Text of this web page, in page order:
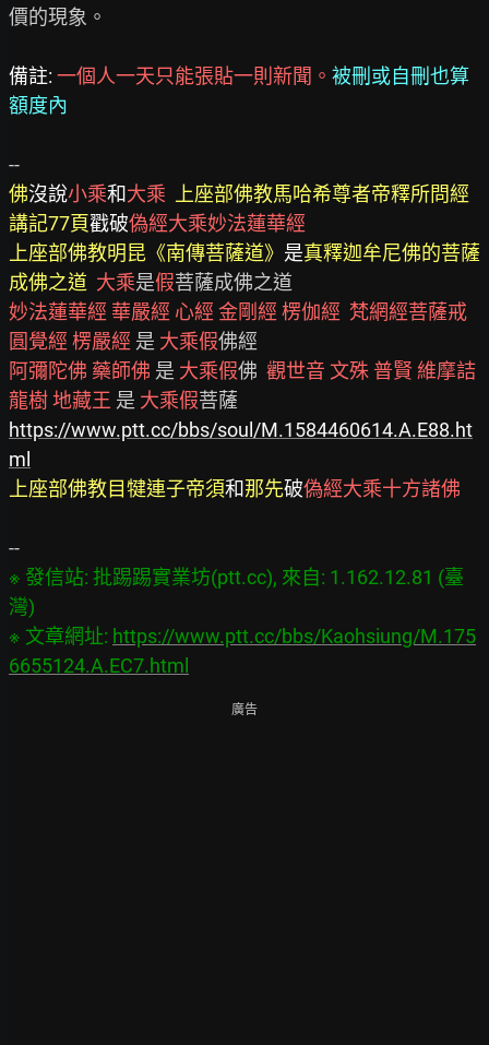
價的現象。
備註: 一個人一天只能張貼一則新聞。 被刪或自刪也算
額度內
佛沒說小乘和大乘 上座部佛教馬哈希尊者帝釋所問經
講記77頁戳破偽經大乘妙法蓮華經
上座部佛教明昆《南傳菩薩道》 是真釋迦牟尼佛的菩薩
成佛之道 大乘是假
妙法蓮華經 華嚴經 心經 金剛經 楞伽經 梵網經菩薩戒
圓覺經 楞嚴經 是 大乘假
阿彌陀佛 藥師佛 是 大乘假佛 觀世音 文殊 普賢維摩詰
龍樹地藏王 是 大乘假
https://www.ptt.cc/bbs/soul/M.1584460614.A.E88.ht
ml
上座部佛教目犍連子帝須和那先破偽經大乘十方諸佛
※ 發信站: 批踢踢實業坊(ptt.cc), 來自: 1.162.12.81 (臺
灣)
※ 文章網址: https://www.ptt.cc/bbs/Kaohsiung/M.175
6655124.A.EC7.html
廣告